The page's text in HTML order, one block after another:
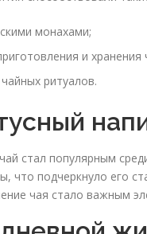
монахами;
и хранения
ритуалов.
стал популярным
что подчеркнуло его
чая стало важным